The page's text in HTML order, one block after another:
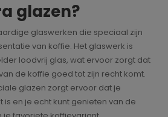
glazen?
glaswerken die speciaal zijn
van koffie. Het glaswerk is
loodvrij glas, wat ervoor zorgt dat
de koffie goed tot zijn recht komt.
glazen zorgt ervoor dat je
en je echt kunt genieten van de